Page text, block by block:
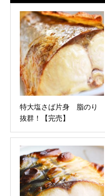
特大塩さば片身 脂のり
抜群！【完売】